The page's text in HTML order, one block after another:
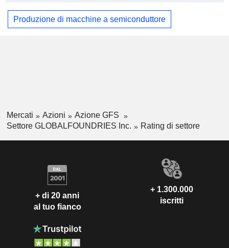
Produzione di macchine a semiconduttore
Mercati Azioni
Azione GFS
Settore GLOBALFOUNDRIES Inc.
Rating di settore
+ di 20 anni
al tuo fianco
+ 1.300.000
iscritti